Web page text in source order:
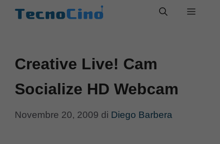
Menu
Creative Live! Cam
Socialize HD Webcam
Novembre 20, 2009 di Diego Barbera